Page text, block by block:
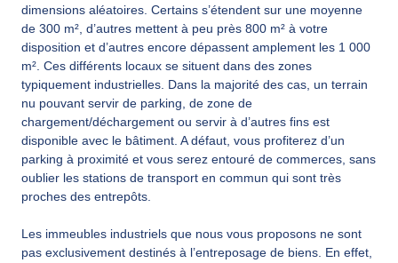
dimensions aléatoires. Certains s’étendent sur une moyenne
de 300 m², d’autres mettent à peu près 800 m² à votre
disposition et d’autres encore dépassent amplement les 1 000
m². Ces différents locaux se situent dans des zones
typiquement industrielles. Dans la majorité des cas, un terrain
nu pouvant servir de parking, de zone de
chargement/déchargement ou servir à d’autres fins est
disponible avec le bâtiment. A défaut, vous profiterez d’un
parking à proximité et vous serez entouré de commerces, sans
oublier les stations de transport en commun qui sont très
proches des entrepôts.
Les immeubles industriels que nous vous proposons ne sont
pas exclusivement destinés à l’entreposage de biens. En effet,